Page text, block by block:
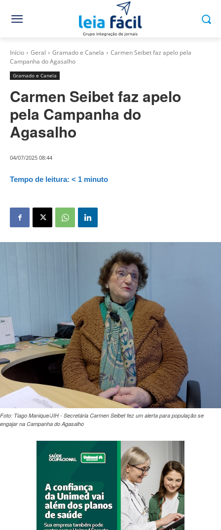
Início Geral Gramado e Canela
Carmen Seibet faz apelo pela
Campanha do Agasalho
Gramado e Canela
Carmen Seibet faz apelo
pela Campanha do
Agasalho
04/07/2025 08:44
Tempo de leitura: < 1 minuto
Foto: Tiago Manique/JIH - Secretária Carmen Seibet fez um alerta para população se
engajar na Campanha do Agasalho